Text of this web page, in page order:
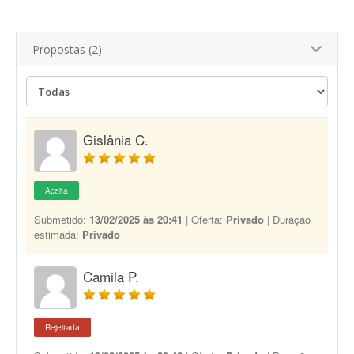
Propostas (2)
Gislânia C.
Aceita
Submetido: 13/02/2025 às 20:41 | Oferta: Privado | Duração
estimada: Privado
Camila P.
Rejeitada